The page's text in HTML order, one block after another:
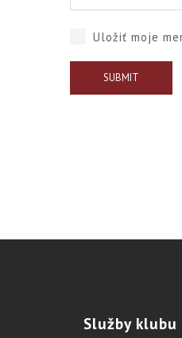
Uložiť moje
Službyklubu